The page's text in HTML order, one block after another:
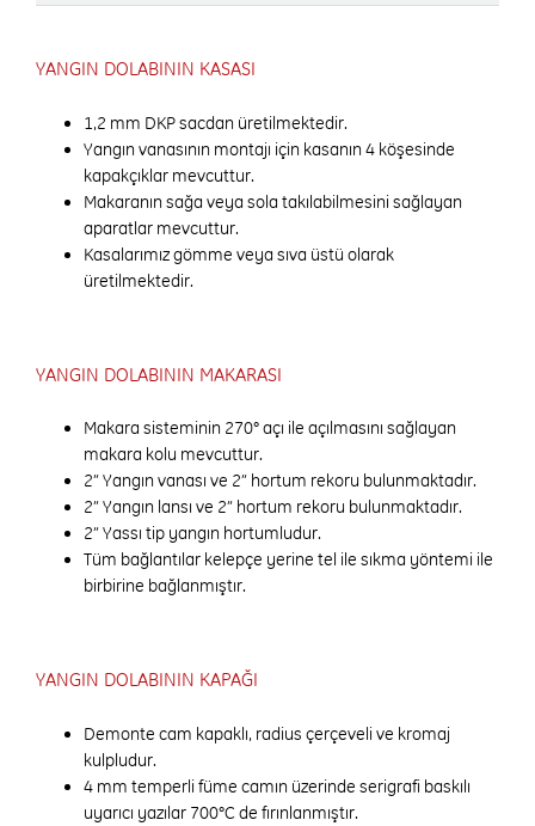
YANGIN DOLABININ KASASI
1,2 mm DKP sacdan üretilmektedir.
Yangın vanasının montajı için kasanın 4 köşesinde
kapakçıklar mevcuttur.
Makaranın sağa veya sola takılabilmesini sağlayan
aparatlar mevcuttur.
Kasalarımız gömme veya sıva üstü olarak
üretilmektedir.
YANGIN DOLABININ MAKARASI
Makara sisteminin 270° açı ile açılmasını sağlayan
makara kolu mevcuttur.
2” Yangın vanası ve 2” hortum rekoru bulunmaktadır.
2” Yangın lansı ve 2” hortum rekoru bulunmaktadır.
2” Yassı tip yangın hortumludur.
Tüm bağlantılar kelepçe yerine tel ile sıkma yöntemi ile
birbirine bağlanmıştır.
YANGIN DOLABININ KAPAĞI
Demonte cam kapaklı, radius çerçeveli ve kromaj
kulpludur.
4 mm temperli füme camın üzerinde serigrafi baskılı
uyarıcı yazılar 700°C de fırınlanmıştır.